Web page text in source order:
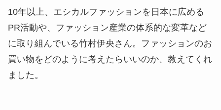
10年以上、エシカルファッションを日本に広める
PR活動や、ファッション産業の体系的な変革など
に取り組んでいる竹村伊央さん。ファッションのお
買い物をどのように考えたらいいのか、教えてくれ
ました。